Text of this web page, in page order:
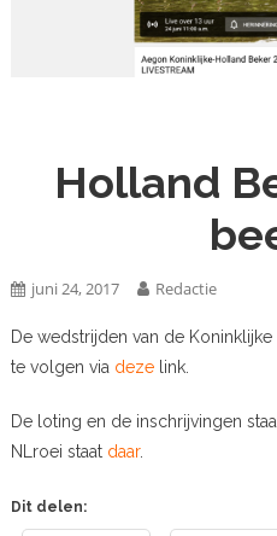
Holland
juni 24, 2017 Redactie
De wedstrijden van de
te volgen via dezelink.
De loting en de inschrijvingen
NLroei staat daar.
Dit delen: